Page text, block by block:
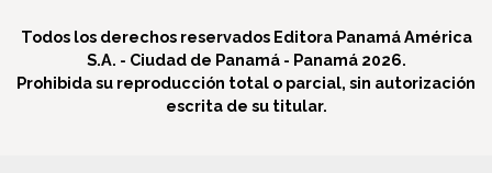
Todos los derechos reservados Editora Panamá América
S.A. - Ciudad de Panamá - Panamá 2026.
Prohibida su reproducción total o parcial, sin autorización
escrita de su titular.